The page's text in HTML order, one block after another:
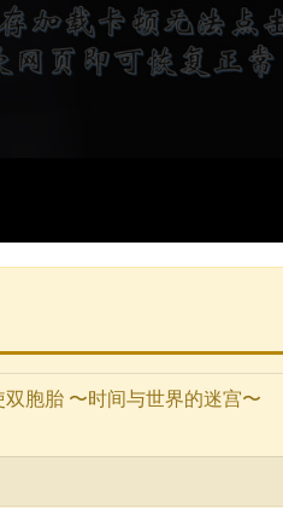
胞胎 〜时间与世界的迷宫〜